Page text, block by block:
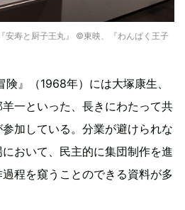
安寿と厨子王丸』 ©東映、『わんぱく王子
険』（1968年）には大塚康生、
一といった、長きにわたって共
加している。分業が避けられな
おいて、民主的に集団制作を進
程を窺うことのできる資料が多